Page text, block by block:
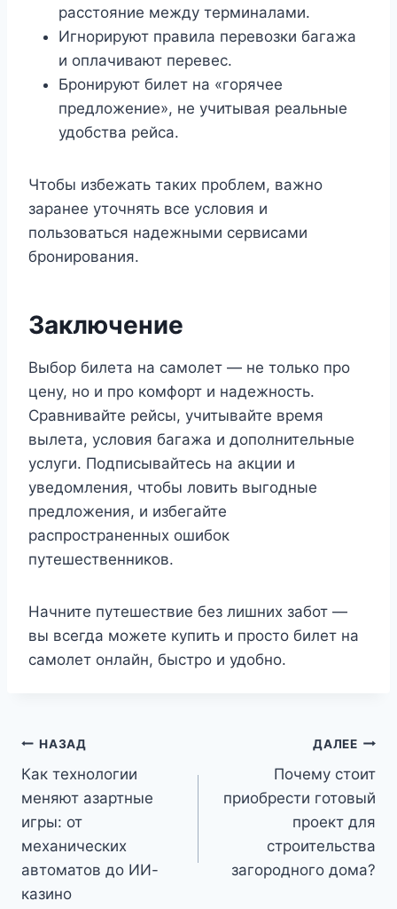
расстояние между терминалами.
Игнорируют правила перевозки багажа
и оплачивают перевес.
Бронируют билет на «горячее
предложение», не учитывая реальные
удобства рейса.
Чтобы избежать таких проблем, важно
заранее уточнять все условия и
пользоваться надежными сервисами
бронирования.
Заключение
Выбор билета на самолет — не только про
цену, но и про комфорт и надежность.
Сравнивайте рейсы, учитывайте время
вылета, условия багажа и дополнительные
услуги. Подписывайтесь на акции и
уведомления, чтобы ловить выгодные
предложения, и избегайте
распространенных ошибок
путешественников.
Начните путешествие без лишних забот —
вы всегда можете купить и просто билет на
самолет онлайн, быстро и удобно.
Навигация
по
записям
НАЗАД
Как технологии
меняют азартные
игры: от
механических
автоматов до ИИ-
казино
ДАЛЕЕ
Почему стоит
приобрести готовый
проект для
строительства
загородного дома?